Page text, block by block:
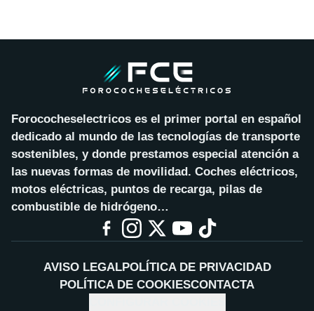
Forococheselectricos es el primer portal en español
dedicado al mundo de las tecnologías de transporte
sostenibles, y donde prestamos especial atención a
las nuevas formas de movilidad. Coches eléctricos,
motos eléctricas, puntos de recarga, pilas de
combustible de hidrógeno…
AVISO LEGALPOLÍTICA DE PRIVACIDAD
POLÍTICA DE COOKIESCONTACTA